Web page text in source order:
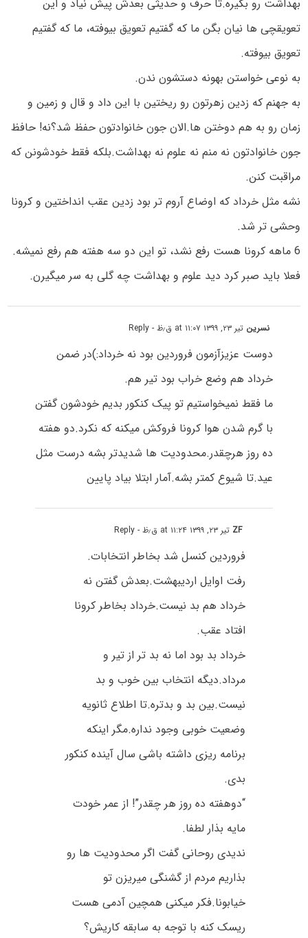
بهداشت رو بگیره.تا حرف و حدیثی بعدش پیش نیاد و این
تعویقچی ها نیان بگن ما که گفتیم تعویق بیوفته، ما که گفتیم
تعویق بیوفته.
به نوعی خواستن بهونه دستشون ندن.
به جهنم که زدین زهرتون رو ریختین با این داد و قال و زمین و
زمان رو به هم دوختن ها.الان جون خانوادتون حفظ شد؟نه! حافظ
جون خانوادتون نه منم نه علوم نه بهداشت.بلکه فقط خودشونن که
مراقبت کنن.
نشه مثل خرداد که اوضاع آروم تر بود زدین عقب انداختین و کرونا
وحشی تر شد.
6 ماهه کرونا هست رفع نشد، تو این دو سه هفته هم رفع نمیشه.
فعلا باید صبر کرد دید علوم و بهداشت چه گلی به سر میگیرن.
نسرین تیر ۲۳, ۱۳۹۹ at ۱۱:۰۷ ق٫ظ - Reply
دوست عزیزآزمون فروردین بود نه خرداد:)در ضمن
خرداد هم وضع خراب بود تیر هم.
ما فقط نمیخواستیم تو پیک کنکور بدیم خودشون گفتن
با گرم شدن هوا کرونا فروکش میکنه که نکرد.دو هفته
ده روز هرچقدر.محدودیت ها شدیدتر بشه درست مثل
عید.تا شیوع کمتر بشه.آمار ابتلا بیاد پایین
ZF تیر ۲۳, ۱۳۹۹ at ۱۱:۲۴ ق٫ظ - Reply
فروردین کنسل شد بخاطر انتخابات.
رفت اوایل اردیبهشت.بعدش گفتن نه
خرداد هم بد نیست.خرداد بخاطر کرونا
افتاد عقب.
خرداد بد بود اما نه بد تر از تیر و
مرداد.دیگه انتخاب بین خوب و بد
نیست.بین بد و بدتره.تا اطلاع ثانویه
وضعیت خوبی وجود نداره.مگر اینکه
برنامه ریزی داشته باشی سال آینده کنکور
بدی.
“دوهفته ده روز هر چقدر”! از عمر خودت
مایه بذار لطفا.
ندیدی روحانی گفت اگر محدودیت ها رو
بذاریم مردم از گشنگی میریزن تو
خیابونا.فکر میکنی همچین آدمی هست
ریسک کنه با توجه به سابقه کاریش؟